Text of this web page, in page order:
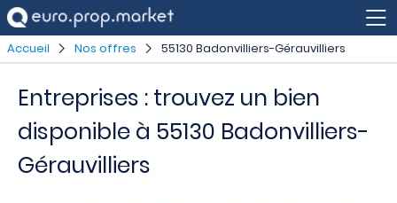
Accueil Nos offres 55130 Badonvilliers-Gérauvilliers
Entreprises : trouvez un bien
disponible à 55130 Badonvilliers-
Gérauvilliers